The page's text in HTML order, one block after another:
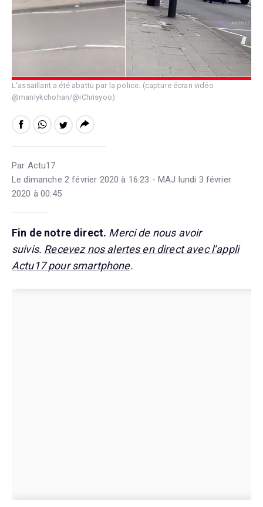
L'assaillant a été abattu par la police. (capture écran vidéo
@manlykchohan/@iChrisyoo)
Par Actu17
Le dimanche 2 février 2020 à 16:23 - MAJ lundi 3 février
2020 à 00:45
Fin de notre direct. Merci de nous avoir
suivis. Recevez nos alertes en direct avec l’appli
Actu17 pour smartphone.